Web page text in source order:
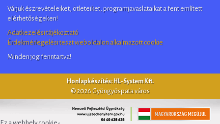
Várjuk észrevételeiket, ötleteiket, programjavaslataikat a fent említett
elérhetőségeken!
Adatkezelési tájékoztató
Érdekmérlegelési teszt weboldalon alkalmazott cookie
Minden jog fenntartva!
Honlapkészítés: HL-System Kft.
© 2026 Gyöngyöspata város